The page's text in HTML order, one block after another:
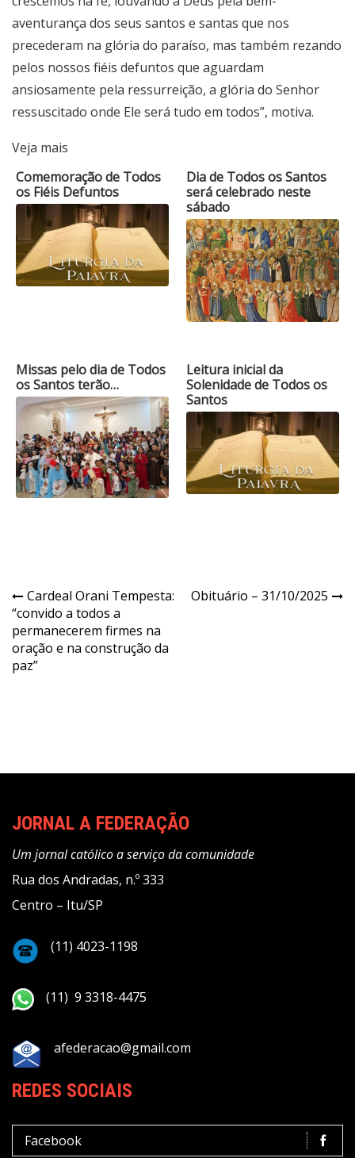
aventurança dos seus santos e santas que nos
precederam na glória do paraíso, mas também rezando
pelos nossos fiéis defuntos que aguardam
ansiosamente pela ressurreição, a glória do Senhor
ressuscitado onde Ele será tudo em todos”, motiva.
Veja mais
Comemoração de Todos
os Fiéis Defuntos
Dia de Todos os Santos
será celebrado neste
sábado
Missas pelo dia de Todos
os Santos terão…
Leitura inicial da
Solenidade de Todos os
Santos
Navegação
de
Post
Cardeal Orani Tempesta:
“convido a todos a
permanecerem firmes na
oração e na construção da
paz”
Obituário – 31/10/2025
JORNAL A FEDERAÇÃO
Um jornal católico a serviço da comunidade
Rua dos Andradas, n.º 333
Centro – Itu/SP
(11) 4023-1198
(11) 9 3318-4475
afederacao@gmail.com
REDES SOCIAIS
Facebook